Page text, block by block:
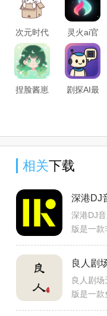
次元时代
app客户
端官方下
载
灵火ai官
方最新版
免费下载
捏脸酱崽
剧探AI最
相关下载
深港DJ
版是一款
具，涵
位用户
良人剧
版是一款